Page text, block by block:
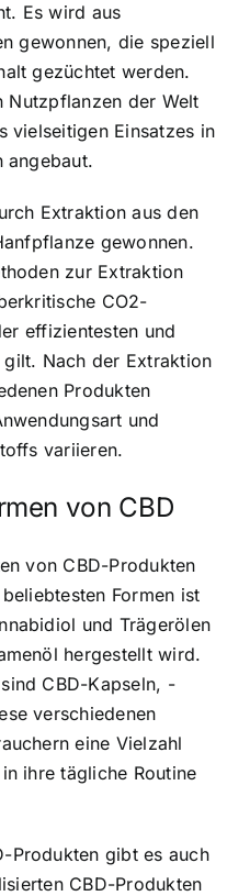
Es wird aus
gewonnen, die speziell
gezüchtet werden.
Nutzpflanzen der Welt
vielseitigen Einsatzes in
angebaut.
Extraktion aus den
gewonnen.
zur Extraktion
CO2-
effizientesten und
Nach der Extraktion
Produkten
und
variieren.
von CBD
von CBD-Produkten
Formen ist
und Trägerölen
hergestellt wird.
CBD-Kapseln, -
verschiedenen
eine Vielzahl
ihre tägliche Routine
Produkten gibt es auch
CBD-Produkten